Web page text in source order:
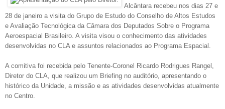
Alcântara recebeu nos dias 27 e
28 de janeiro a visita do Grupo de Estudo do Conselho de Altos Estudos
e Avaliação Tecnológica da Câmara dos Deputados Sobre o Programa
Aeroespacial Brasileiro. A visita visou o conhecimento das atividades
desenvolvidas no CLA e assuntos relacionados ao Programa Espacial.
A comitiva foi recebida pelo Tenente-Coronel Ricardo Rodrigues Rangel,
Diretor do CLA, que realizou um Briefing no auditório, apresentando o
histórico da Unidade, a missão e as atividades desenvolvidas atualmente
no Centro.